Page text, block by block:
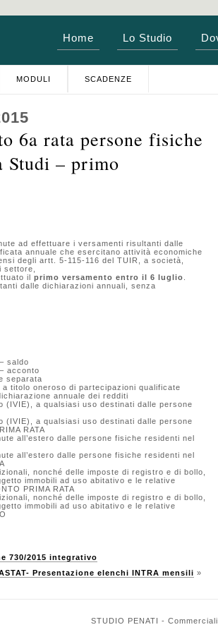
Home Lo Studio
MODULI SCADENZE
6a rata persone fisiche
Studi – primo
ad effettuare i versamenti risultanti dalle
annuale che esercitano attività economiche
degli artt. 5-115-116 del TUIR, a società,
settore,
il primo versamento entro il 6 luglio
dalle dichiarazioni annuali, senza
saldo
acconto
separata
titolo oneroso di partecipazioni qualificate
annuale dei redditi
(IVIE), a qualsiasi uso destinati dalle persone
(IVIE), a qualsiasi uso destinati dalle persone
RATA
all’estero dalle persone fisiche residenti nel
all’estero dalle persone fisiche residenti nel
nonché delle imposte di registro e di bollo,
immobili ad uso abitativo e le relative
PRIMA RATA
nonché delle imposte di registro e di bollo,
immobili ad uso abitativo e le relative
730/2015 integrativo
Presentazione elenchi INTRA mensili »
STUDIO PENATI -